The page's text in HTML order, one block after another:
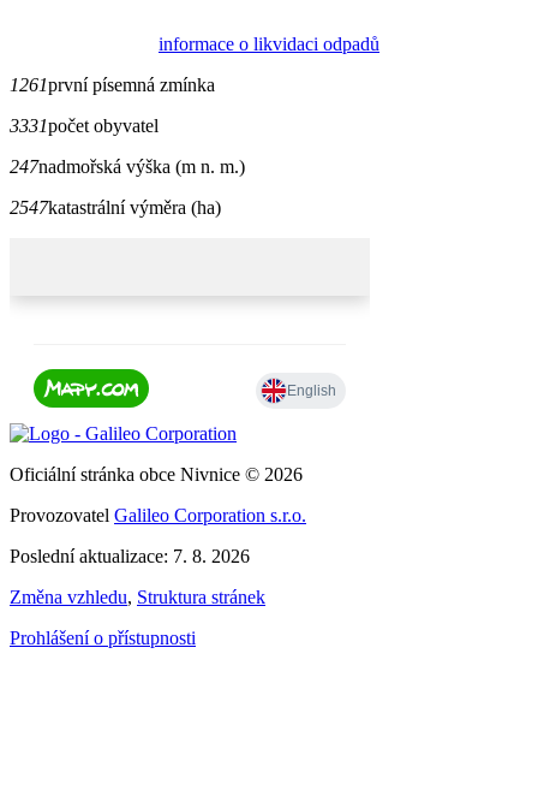
informace o likvidaci odpadů
1261první písemná zmínka
3331počet obyvatel
247nadmořská výška (m n. m.)
2547katastrální výměra (ha)
Oficiální stránka obce Nivnice © 2026
Provozovatel Galileo Corporation s.r.o.
Poslední aktualizace: 7. 8. 2026
Změna vzhledu, Struktura stránek
Prohlášení o přístupnosti